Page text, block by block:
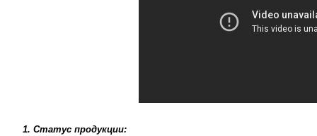
1. Статус продукции: